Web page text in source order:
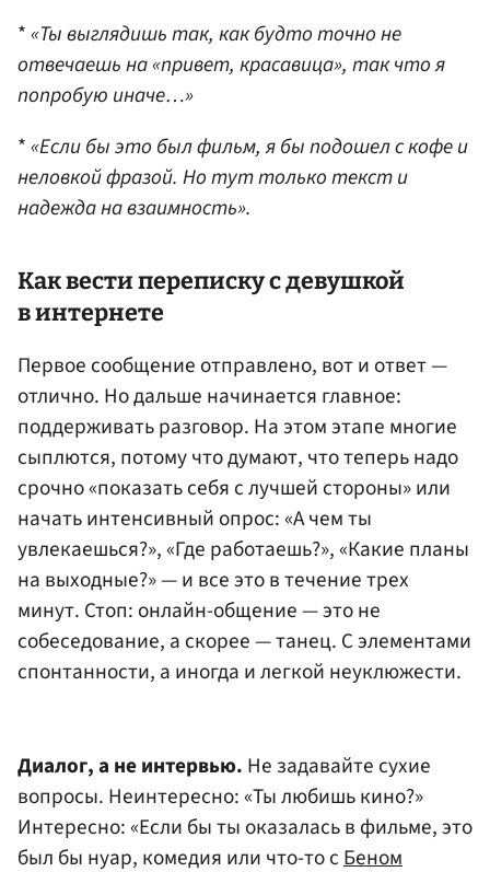
*«Ты выглядишь так, как будто точно не
отвечаешь на «привет, красавица», так что я
попробую иначе…»
*«Если бы это был фильм, я бы подошел с кофе и
неловкой фразой. Но тут только текст и
надежда на взаимность».
Как вести переписку с девушкой
в интернете
Первое сообщение отправлено, вот и ответ —
отлично. Но дальше начинается главное:
поддерживать разговор. На этом этапе многие
сыплются, потому что думают, что теперь надо
срочно «показать себя с лучшей стороны» или
начать интенсивный опрос: «А чем ты
увлекаешься?», «Где работаешь?», «Какие планы
на выходные?» — и все это в течение трех
минут. Стоп: онлайн-общение — это не
собеседование, а скорее — танец. С элементами
спонтанности, а иногда и легкой неуклюжести.
Диалог, а не интервью. Не задавайте сухие
вопросы. Неинтересно: «Ты любишь кино?»
Интересно: «Если бы ты оказалась в фильме, это
был бы нуар, комедия или что-то сБеном